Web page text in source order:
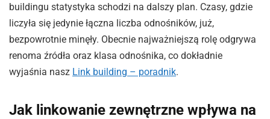
buildingu statystyka schodzi na dalszy plan. Czasy, gdzie
liczyła się jedynie łączna liczba odnośników, już,
bezpowrotnie minęły. Obecnie najważniejszą rolę odgrywa
renoma źródła oraz klasa odnośnika, co dokładnie
wyjaśnia nasz Link building – poradnik.
Jak linkowanie zewnętrzne wpływa na